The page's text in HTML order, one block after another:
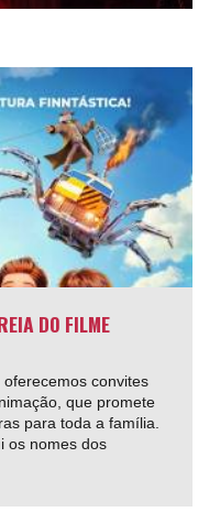
DO FILME
convites
que promete
para toda a família.
os nomes dos